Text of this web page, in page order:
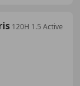
120H 1.5 Active